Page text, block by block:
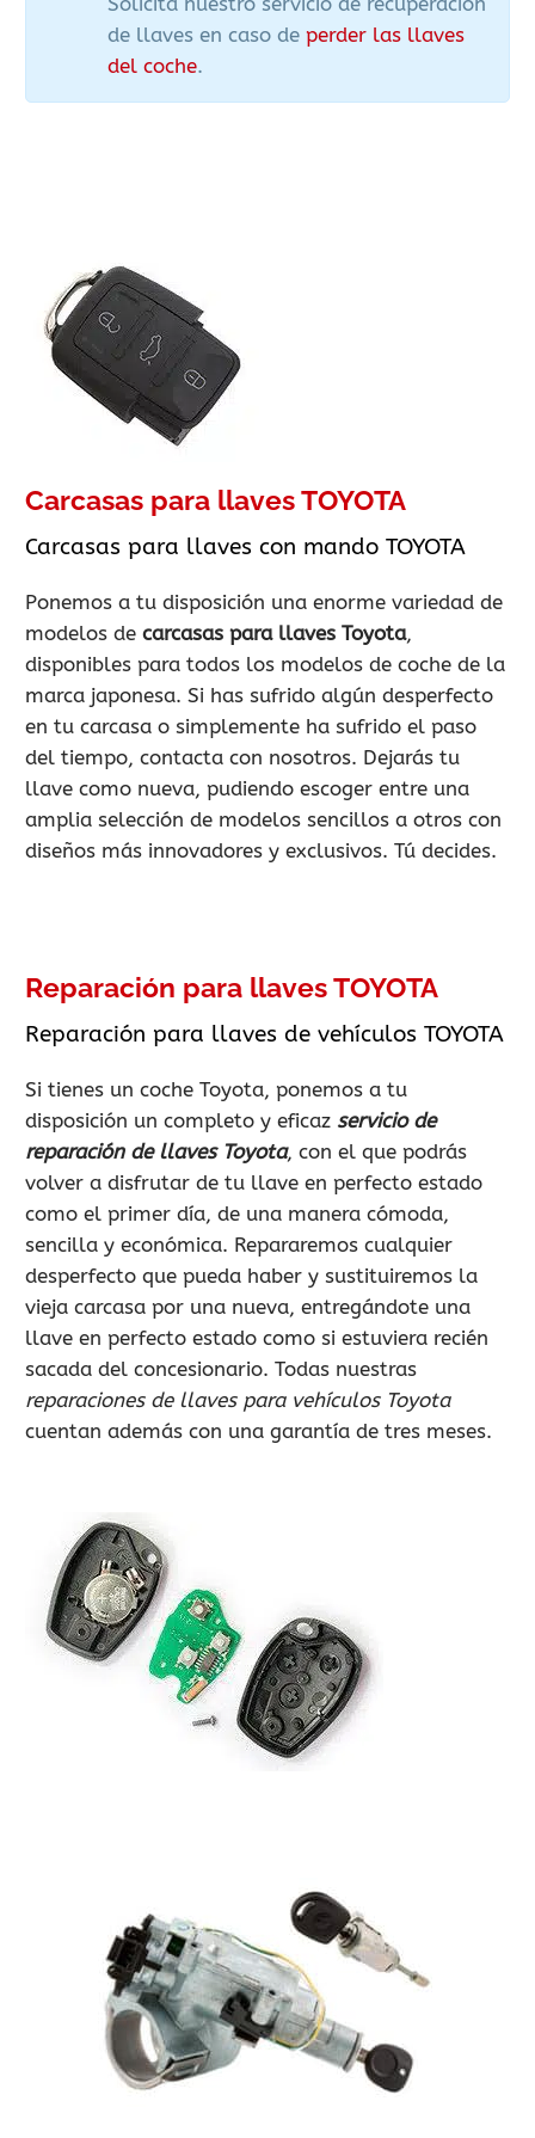
de llaves en caso de perder las llaves
del coche.
Carcasas para llaves TOYOTA
Carcasas para llaves con mando TOYOTA
Ponemos a tu disposición una enorme variedad de
modelos de carcasas para llaves Toyota,
disponibles para todos los modelos de coche de la
marca japonesa. Si has sufrido algún desperfecto
en tu carcasa o simplemente ha sufrido el paso
del tiempo, contacta con nosotros. Dejarás tu
llave como nueva, pudiendo escoger entre una
amplia selección de modelos sencillos a otros con
diseños más innovadores y exclusivos. Tú decides.
Reparación para llaves TOYOTA
Reparación para llaves de vehículos TOYOTA
Si tienes un coche Toyota, ponemos a tu
disposición un completo y eficaz servicio de
reparación de llaves Toyota, con el que podrás
volver a disfrutar de tu llave en perfecto estado
como el primer día, de una manera cómoda,
sencilla y económica. Repararemos cualquier
desperfecto que pueda haber y sustituiremos la
vieja carcasa por una nueva, entregándote una
llave en perfecto estado como si estuviera recién
sacada del concesionario. Todas nuestras
reparaciones de llaves para vehículos Toyota
cuentan además con una garantía de tres meses.